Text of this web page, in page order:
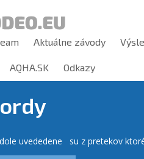
Aktuálne závody
AQHA.SK Odkazy
uvededene su z pretekov